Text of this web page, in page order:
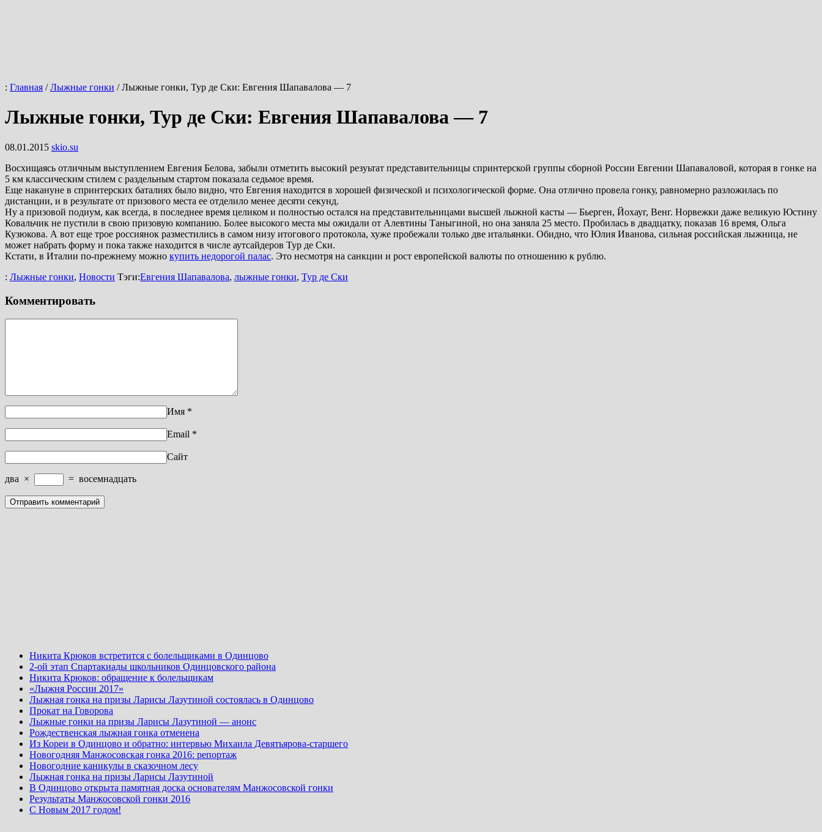
: Главная / Лыжные гонки /Лыжные гонки, Тур де Ски: Евгения Шапавалова — 7
Лыжные гонки, Тур де Ски: Евгения Шапавалова — 7
08.01.2015 skio.su
Восхищаясь отличным выступлением Евгения Белова, забыли отметить высокий резуьтат представительницы спринтерской группы сборной России Евгении Шапаваловой, которая в гонке на
5 км классическим стилем с раздельным стартом показала седьмое время.
Еще накануне в спринтерских баталиях было видно, что Евгения находится в хорошей физической и психологической форме. Она отлично провела гонку, равномерно разложилась по
дистанции, и в результате от призового места ее отделило менее десяти секунд.
Ну а призовой подиум, как всегда, в последнее время целиком и полностью остался на представительницами высшей лыжной касты — Бьерген, Йохауг, Венг. Норвежки даже великую Юстину
Ковальчик не пустили в свою призовую компанию. Более высокого места мы ожидали от Алевтины Таныгиной, но она заняла 25 место. Пробилась в двадцатку, показав 16 время, Ольга
Кузюкова. А вот еще трое россиянок разместились в самом низу итогового протокола, хуже пробежали только две итальянки. Обидно, что Юлия Иванова, сильная российская лыжница, не
может набрать форму и пока также находится в числе аутсайдеров Тур де Ски.
Кстати, в Италии по-прежнему можно купить недорогой палас. Это несмотря на санкции и рост европейской валюты по отношению к рублю.
: Лыжные гонки, Новости Тэги:Евгения Шапавалова, лыжные гонки, Тур де Ски
Комментировать
Имя *
Email *
Сайт
два × = восемнадцать
Никита Крюков встретится с болельщиками в Одинцово
2-ой этап Спартакиады школьников Одинцовского района
Никита Крюков: обращение к болельщикам
«Лыжня России 2017»
Лыжная гонка на призы Ларисы Лазутиной состоялась в Одинцово
Прокат на Говорова
Лыжные гонки на призы Ларисы Лазутиной — анонс
Рождественская лыжная гонка отменена
Из Кореи в Одинцово и обратно: интервью Михаила Девятьярова-старшего
Новогодняя Манжосовская гонка 2016: репортаж
Новогодние каникулы в сказочном лесу
Лыжная гонка на призы Ларисы Лазутиной
В Одинцово открыта памятная доска основателям Манжосовской гонки
Результаты Манжосовской гонки 2016
С Новым 2017 годом!